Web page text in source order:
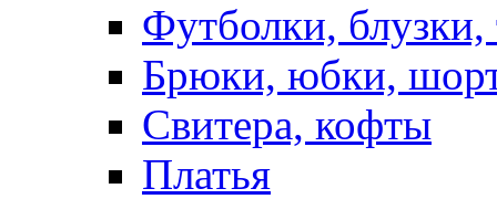
Футболки,
Брюки, юбки,
Свитера, кофты
Платья